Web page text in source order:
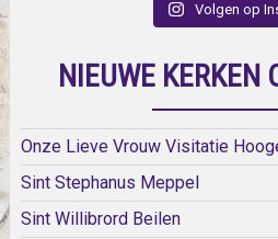
Volgen op
NIEUWE KERKEN
Onze Lieve Vrouw Visitatie
Sint Stephanus Meppel
Sint Willibrord Beilen